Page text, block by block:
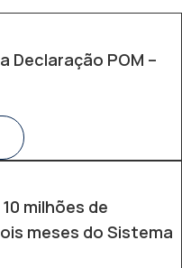
Declaração POM –
milhões de
meses do Sistema